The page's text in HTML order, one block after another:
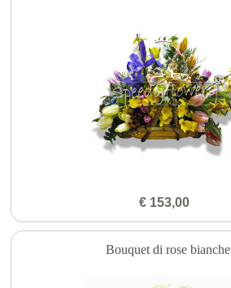
€ 153,00
Bouquet di rose bianche